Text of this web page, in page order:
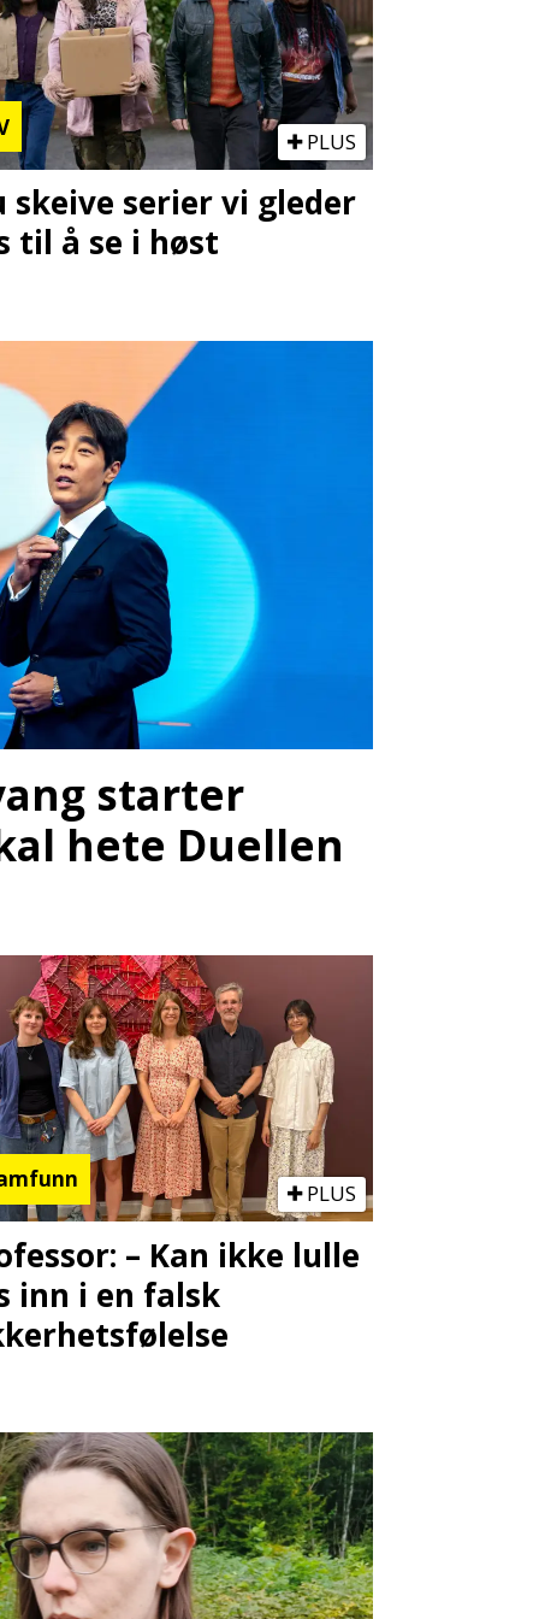
PLUS
skeive serier vi gleder
til å se i høst
starter
hete Duellen
PLUS
– Kan ikke lulle
inn i en falsk